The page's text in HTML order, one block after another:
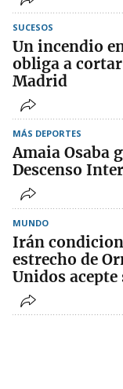
SUCESOS
Un incendio
obliga a
Madrid
MÁS DEPORTES
Amaia Osaba
Descenso
MUNDO
Irán
estrecho de
Unidos